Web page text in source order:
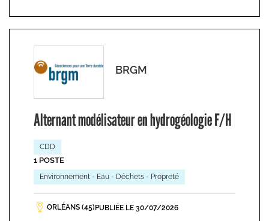
BRGM
Alternant modélisateur en hydrogéologie F/H
CDD
1 POSTE
Environnement - Eau - Déchets - Propreté
ORLÉANS (45) PUBLIÉE LE 30/07/2026